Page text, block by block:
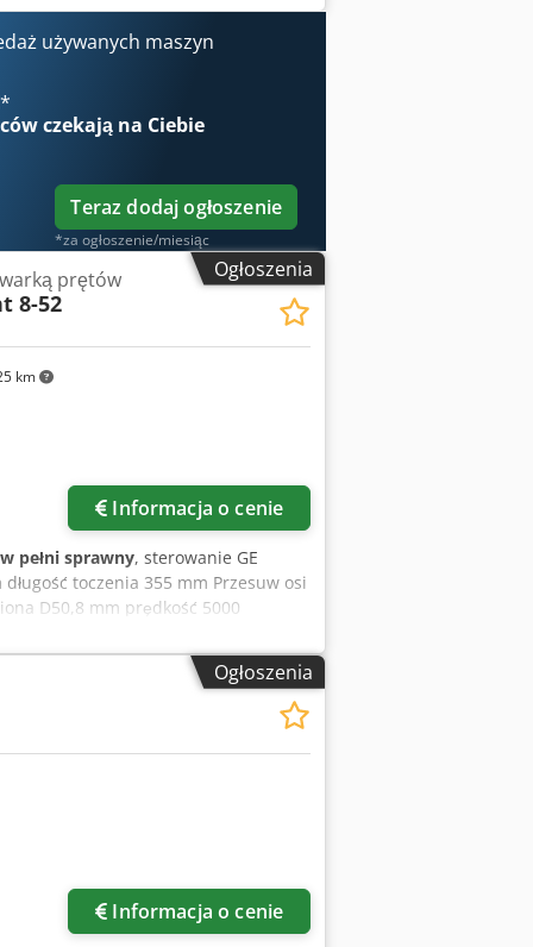
– napięcie/częstotliwość: 400/50
2,8 t Wymiary maszyny
używanych maszyn
*
czekają na Ciebie
Teraz dodaj ogłoszenie
*za ogłoszenie/miesiąc
Ogłoszenia
km
prętów
8-52
Informacja o cenie
w pełni sprawny, sterowanie GE
toczenia 355 mm Przesuw osi
D50,8 mm prędkość 5000
30 m/min moc napędu 11 kW
Wymiary dł. x szer. x wys. =
hydrauliczny - Ładowarka prętów
- Napędzana wieża narzędziowa i oś
działa precyzyjnie.
Ogłoszenia
Informacja o cenie